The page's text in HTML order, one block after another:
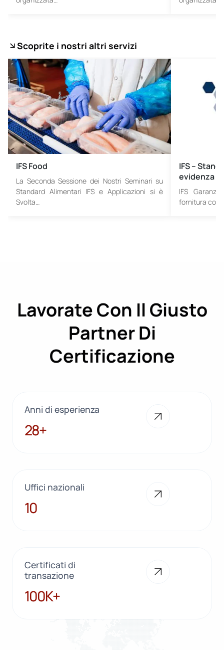
Scoprite i nostri altri servizi
IFS Food
La Seconda Sessione dei Nostri Seminari su
Standard Alimentari IFS e Applicazioni si è
Svolta…
IFS –
evidenza
IFS
fornitura con
Lavorate Con Il Giusto
Partner Di
Certificazione
Anni di esperienza
28+
28+
Uffici nazionali
10
10
Certificati di
transazione
100K+
100K+